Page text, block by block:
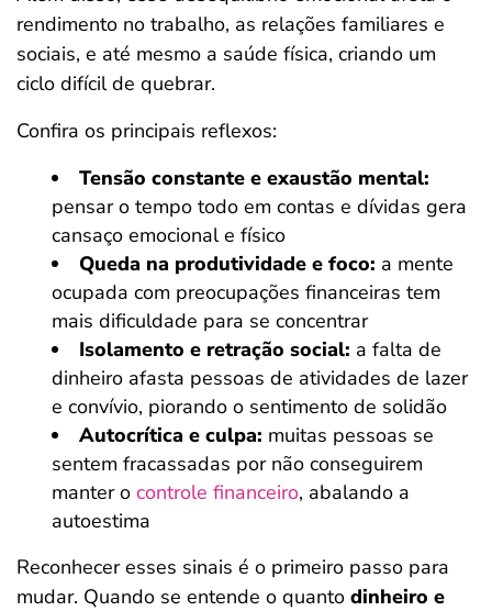
rendimento no trabalho, as relações familiares e
sociais, e até mesmo a saúde física, criando um
ciclo difícil de quebrar.
Confira os principais reflexos:
Tensão constante e exaustão mental:
pensar o tempo todo em contas e dívidas gera
cansaço emocional e físico
Queda na produtividade e foco: a mente
ocupada com preocupações financeiras tem
mais dificuldade para se concentrar
Isolamento e retração social: a falta de
dinheiro afasta pessoas de atividades de lazer
e convívio, piorando o sentimento de solidão
Autocrítica e culpa: muitas pessoas se
sentem fracassadas por não conseguirem
manter o controle financeiro, abalando a
autoestima
Reconhecer esses sinais é o primeiro passo para
mudar. Quando se entende o quanto dinheiro e